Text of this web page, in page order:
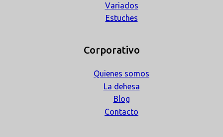
Variados
Estuches
Corporativo
Quienes somos
La dehesa
Blog
Contacto